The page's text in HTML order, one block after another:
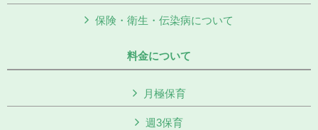
保険・衛生・伝染病について
料金について
月極保育
週3保育